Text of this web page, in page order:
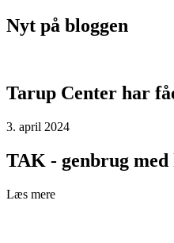
Nyt på bloggen
Tarup Center har
3. april 2024
TAK - genbrug
Læs mere